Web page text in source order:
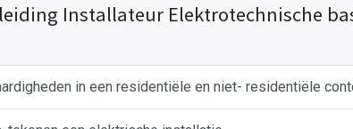
Installateur Elektrotechnische
in een residentiële en niet- residentiële